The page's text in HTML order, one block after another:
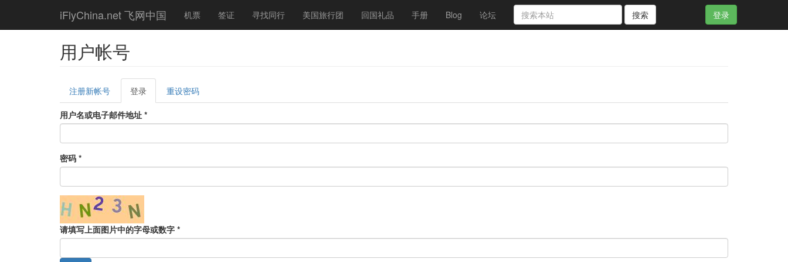
main
iFlyChina.net 飞网中国 机票 签证 寻找同行 美国旅行团 回国礼品 手册 Blog 论坛 搜索 登录
用户帐号
Primary
tabs
注册新帐号 登录 (active
tab)
重设密码
用户名或电子邮件地址 *
密码 *
请填写上面图片中的字母或数字 *